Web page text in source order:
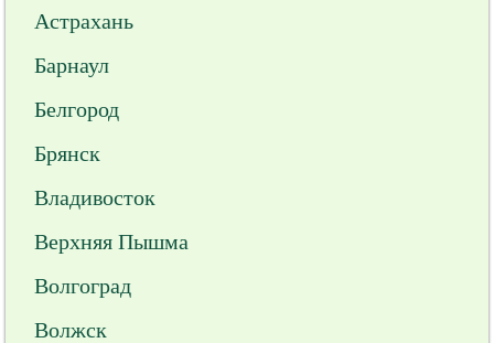
Астрахань
Барнаул
Белгород
Брянск
Владивосток
Верхняя Пышма
Волгоград
Волжск